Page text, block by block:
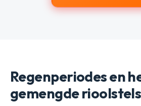
Regenperiodes en
gemengde